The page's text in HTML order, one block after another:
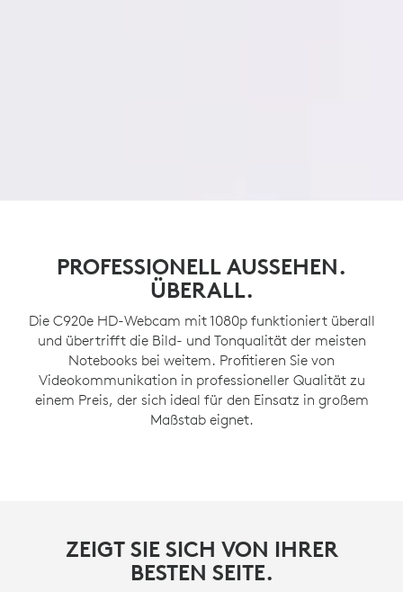
PROFESSIONELL AUSSEHEN.
ÜBERALL.
Die C920e HD-Webcam mit 1080p funktioniert überall
und übertrifft die Bild- und Tonqualität der meisten
Notebooks bei weitem. Profitieren Sie von
Videokommunikation in professioneller Qualität zu
einem Preis, der sich ideal für den Einsatz in großem
Maßstab eignet.
ZEIGT SIE SICH VON IHRER
BESTEN SEITE.